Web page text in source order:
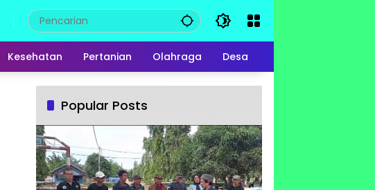
Kesehatan Pertanian Olahraga Desa
Popular Posts